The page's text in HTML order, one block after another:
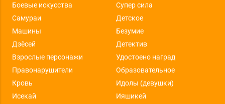
Боевые искусства
Супер сила
Самураи
Детское
Машины
Безумие
Дзёсей
Детектив
Взрослые персонажи
Удостоено наград
Правонарушители
Образовательное
Кровь
Идолы (девушки)
Исекай
Ияшикей